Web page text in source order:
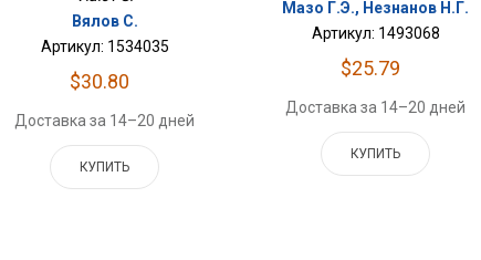
Вялов С.
Артикул: 1534035
$30.80
Доставка за 14–20 дней
КУПИТЬ
Мазо Г.Э., Незнанов Н.Г.
Артикул: 1493068
$25.79
Доставка за 14–20 дней
КУПИТЬ